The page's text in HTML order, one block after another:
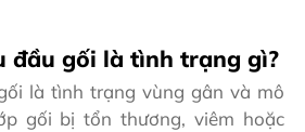
đầu gối là tình trạng gì?
là tình trạng vùng gân và mô
gối bị tổn thương, viêm hoặc